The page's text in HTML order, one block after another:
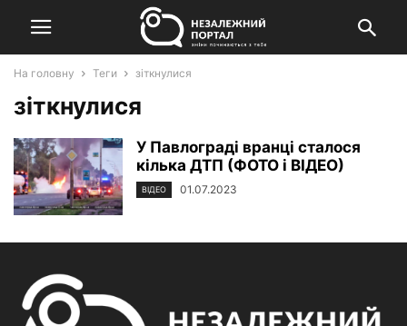
На головну Теги зіткнулися
зіткнулися
У Павлограді вранці сталося
кілька ДТП (ФОТО і ВІДЕО)
ВІДЕО 01.07.2023